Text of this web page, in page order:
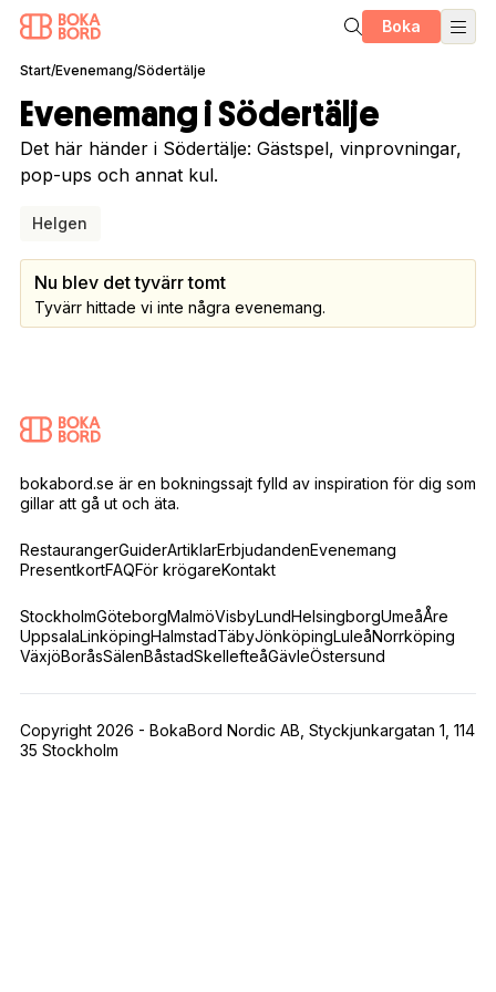
Boka
Start/Evenemang/Södertälje
Evenemang i Södertälje
Det här händer i Södertälje: Gästspel, vinprovningar,
pop-ups och annat kul.
Helgen
Nu blev det tyvärr tomt
Tyvärr hittade vi inte några evenemang.
bokabord.se är en bokningssajt fylld av inspiration för dig som
gillar att gå ut och äta.
RestaurangerGuiderArtiklarErbjudandenEvenemang
PresentkortFAQFör krögareKontakt
StockholmGöteborgMalmöVisbyLundHelsingborgUmeåÅre
UppsalaLinköpingHalmstadTäbyJönköpingLuleåNorrköping
VäxjöBoråsSälenBåstadSkellefteåGävleÖstersund
Copyright 2026 - BokaBord Nordic AB, Styckjunkargatan 1, 114
35 Stockholm